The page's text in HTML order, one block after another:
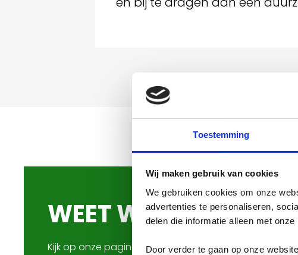
Toestemming
Wij maken gebruik van cookies
We gebruiken cookies om onze
advertenties te personaliseren,
delen die informatie alleen met
Door verder te gaan op onze
WEET WELK AFVAL
Kijk op onze pagina ' Welk afval waar' en leer hoe je